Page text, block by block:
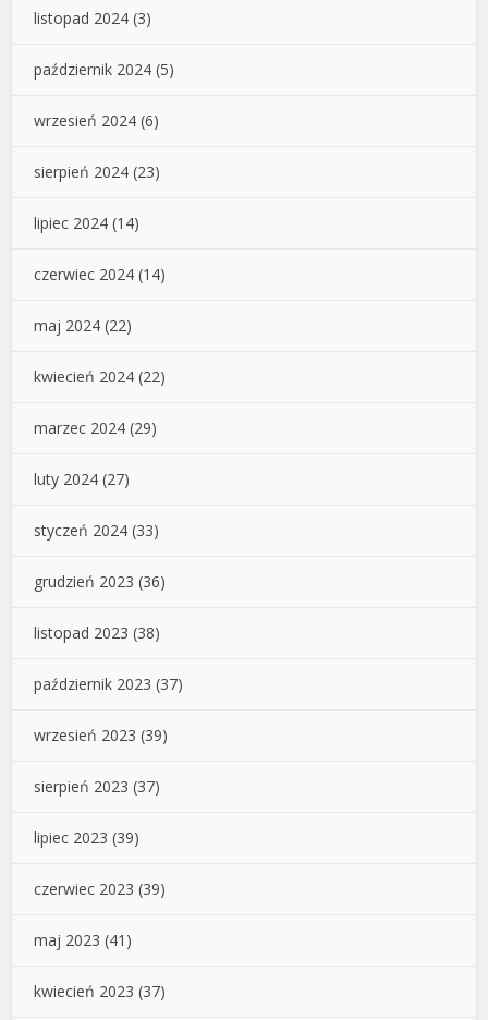
listopad 2024 (3)
październik 2024 (5)
wrzesień 2024 (6)
sierpień 2024 (23)
lipiec 2024 (14)
czerwiec 2024 (14)
maj 2024 (22)
kwiecień 2024 (22)
marzec 2024 (29)
luty 2024 (27)
styczeń 2024 (33)
grudzień 2023 (36)
listopad 2023 (38)
październik 2023 (37)
wrzesień 2023 (39)
sierpień 2023 (37)
lipiec 2023 (39)
czerwiec 2023 (39)
maj 2023 (41)
kwiecień 2023 (37)